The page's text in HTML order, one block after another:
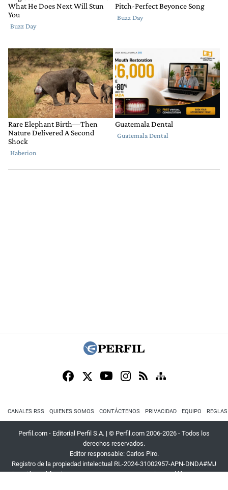
CANALES RSS QUIENES SOMOS CONTÁCTENOS PRIVACIDAD EQUIPO
Perfil.com - Editorial Perfil S.A. | © Perfil.com 2006-2026 - Todos los
derechos reservados.
Editor responsable: Carlos Piro.
Registro de la propiedad intelectual RL-2024-31002957-APN-DNDA#MJ
Dirección:California 2715,C1289ABI,CABA, Argentina| Teléfono:+54 9 11